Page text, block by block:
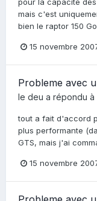
mais c'est
bien le raptor 150
15 novembre
Probleme avec
le deu a répondu à
tout a fait d'accord
plus performante
GTS, mais j'ai
15 novembre